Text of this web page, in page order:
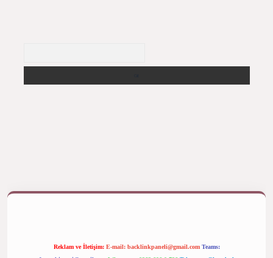
Reklam ve İletişim: E-mail: backlinkpaneli@gmail.com Teams: